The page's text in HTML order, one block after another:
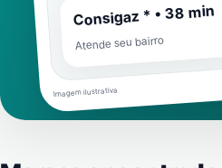
Consigaz * • 38 min
Atende seu bairro
Imagem ilustrativa